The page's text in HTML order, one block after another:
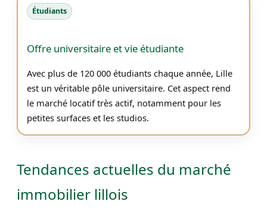
Étudiants
Offre universitaire et vie étudiante
Avec plus de 120 000 étudiants chaque année, Lille
est un véritable pôle universitaire. Cet aspect rend
le marché locatif très actif, notamment pour les
petites surfaces et les studios.
Tendances actuelles du marché
immobilier lillois